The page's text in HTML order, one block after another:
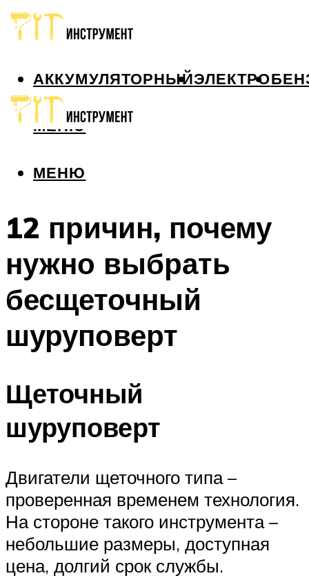
АККУМУЛЯТОРНЫЙЭЛЕКТРО
МЕНЮ
МЕНЮ
12 причин, почему
нужно выбрать
бесщеточный
шуруповерт
Щеточный
шуруповерт
Двигатели щеточного типа –
проверенная временем технология.
На стороне такого инструмента –
небольшие размеры, доступная
цена, долгий срок службы.